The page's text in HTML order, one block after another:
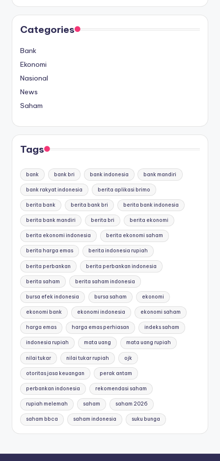
Categories
Bank
Ekonomi
Nasional
News
Saham
Tags
bank bank bri bank indonesia bank mandiri
bank rakyat indonesia berita aplikasi brimo
berita bank berita bank bri berita bank indonesia
berita bank mandiri berita bri berita ekonomi
berita ekonomi indonesia berita ekonomi saham
berita harga emas berita indonesia rupiah
berita perbankan berita perbankan indonesia
berita saham berita saham indonesia
bursa efek indonesia bursa saham ekonomi
ekonomi bank ekonomi indonesia ekonomi saham
harga emas harga emas perhiasan indeks saham
indonesia rupiah mata uang mata uang rupiah
nilai tukar nilai tukar rupiah ojk
otoritas jasa keuangan perak antam
perbankan indonesia rekomendasi saham
rupiah melemah saham saham 2026
saham bbca saham indonesia suku bunga